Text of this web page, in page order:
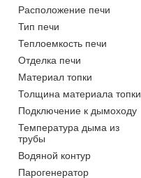
Расположение печи
Тип печи
Теплоемкость печи
Отделка печи
Материал топки
Толщина материала топки
Подключение к дымоходу
Температура дыма из
трубы
Водяной контур
Парогенератор